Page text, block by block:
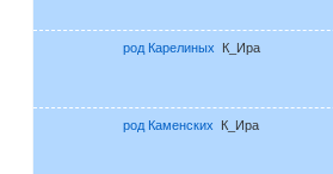
род Карелиных
К_Ира
род Каменских
К_Ира